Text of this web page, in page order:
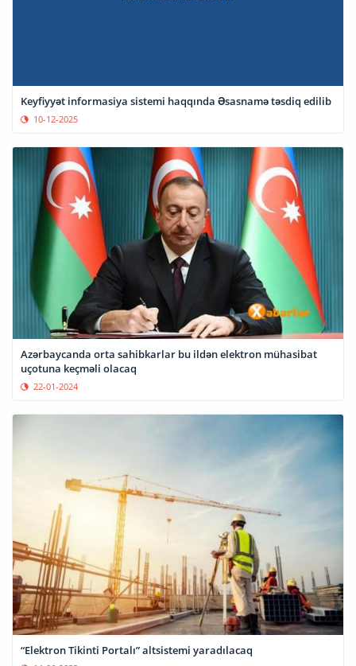
Keyfiyyət informasiya sistemi haqqında Əsasnamə təsdiq edilib
10-12-2025
Azərbaycanda orta sahibkarlar bu ildən elektron mühasibat
uçotuna keçməli olacaq
22-01-2024
“Elektron Tikinti Portalı” altsistemi yaradılacaq